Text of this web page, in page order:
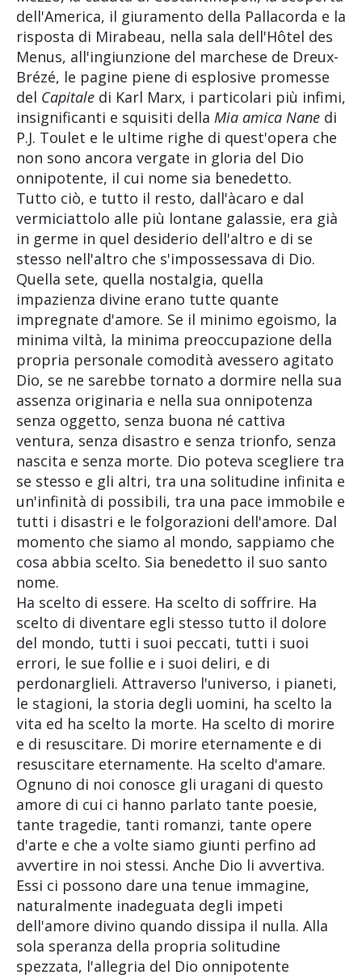
dell'America, il giuramento della Pallacorda e la
risposta di Mirabeau, nella sala dell'Hôtel des
Menus, all'ingiunzione del marchese de Dreux-
Brézé, le pagine piene di esplosive promesse
del Capitale di Karl Marx, i particolari più infimi,
insignificanti e squisiti della Mia amica Nane di
P.J. Toulet e le ultime righe di quest'opera che
non sono ancora vergate in gloria del Dio
onnipotente, il cui nome sia benedetto.
Tutto ciò, e tutto il resto, dall'àcaro e dal
vermiciattolo alle più lontane galassie, era già
in germe in quel desiderio dell'altro e di se
stesso nell'altro che s'impossessava di Dio.
Quella sete, quella nostalgia, quella
impazienza divine erano tutte quante
impregnate d'amore. Se il minimo egoismo, la
minima viltà, la minima preoccupazione della
propria personale comodità avessero agitato
Dio, se ne sarebbe tornato a dormire nella sua
assenza originaria e nella sua onnipotenza
senza oggetto, senza buona né cattiva
ventura, senza disastro e senza trionfo, senza
nascita e senza morte. Dio poteva scegliere tra
se stesso e gli altri, tra una solitudine infinita e
un'infinità di possibili, tra una pace immobile e
tutti i disastri e le folgorazioni dell'amore. Dal
momento che siamo al mondo, sappiamo che
cosa abbia scelto. Sia benedetto il suo santo
nome.
Ha scelto di essere. Ha scelto di soffrire. Ha
scelto di diventare egli stesso tutto il dolore
del mondo, tutti i suoi peccati, tutti i suoi
errori, le sue follie e i suoi deliri, e di
perdonarglieli. Attraverso l'universo, i pianeti,
le stagioni, la storia degli uomini, ha scelto la
vita ed ha scelto la morte. Ha scelto di morire
e di resuscitare. Di morire eternamente e di
resuscitare eternamente. Ha scelto d'amare.
Ognuno di noi conosce gli uragani di questo
amore di cui ci hanno parlato tante poesie,
tante tragedie, tanti romanzi, tante opere
d'arte e che a volte siamo giunti perfino ad
avvertire in noi stessi. Anche Dio li avvertiva.
Essi ci possono dare una tenue immagine,
naturalmente inadeguata degli impeti
dell'amore divino quando dissipa il nulla. Alla
sola speranza della propria solitudine
spezzata, l'allegria del Dio onnipotente